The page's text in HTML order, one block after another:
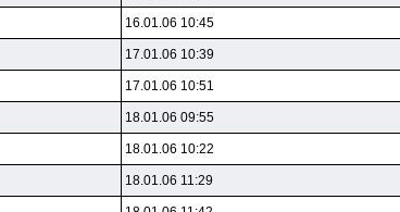
16.01.06 10:45
17.01.06 10:39
17.01.06 10:51
18.01.06 09:55
18.01.06 10:22
18.01.06 11:29